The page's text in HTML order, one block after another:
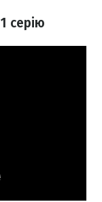
серію